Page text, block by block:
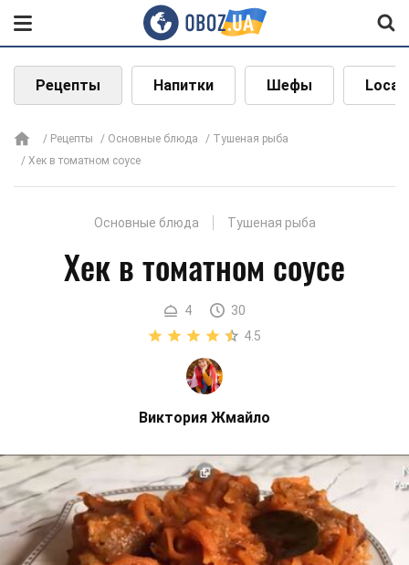
Рецепты Напитки Шефы Local
Рецепты Основные блюда
Тушеная рыба
Хек в томатном соусе
Основные блюда Тушеная рыба
Хек в томатном соусе
4
30
4.5
Виктория Жмайло